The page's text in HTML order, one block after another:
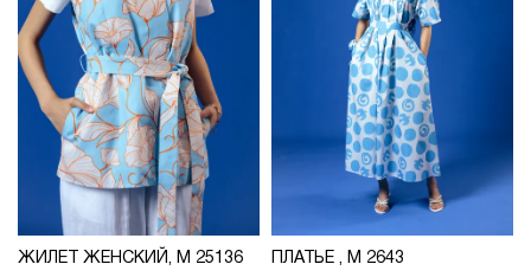
ЖИЛЕТ ЖЕНСКИЙ, М 25136
ПЛАТЬЕ , М 2643